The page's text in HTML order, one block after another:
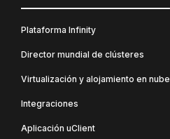
Plataforma Infinity
Director mundial de clústeres
Virtualización y alojamiento en nube
Integraciones
Aplicación uClient